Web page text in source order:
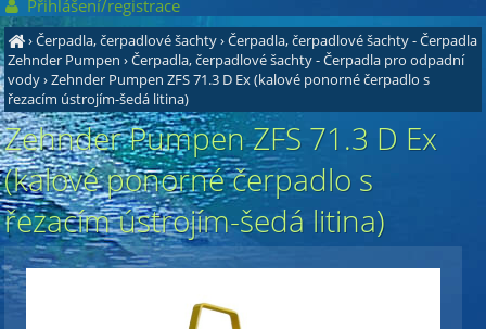
›Čerpadla, čerpadlové šachty›Čerpadla, čerpadlové šachty - Čerpadla
Zehnder Pumpen ›Čerpadla, čerpadlové šachty - Čerpadla pro odpadní
vody›Zehnder Pumpen ZFS 71.3 D Ex (kalové ponorné čerpadlo s
řezacím ústrojím-šedá litina)
Zehnder Pumpen ZFS 71.3 D Ex
(kalové ponorné čerpadlo s
řezacím ústrojím-šedá litina)
Přihlášení/registrace